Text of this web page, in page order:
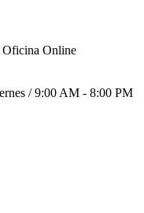
Oficina Online
/ 9:00 AM - 8:00 PM